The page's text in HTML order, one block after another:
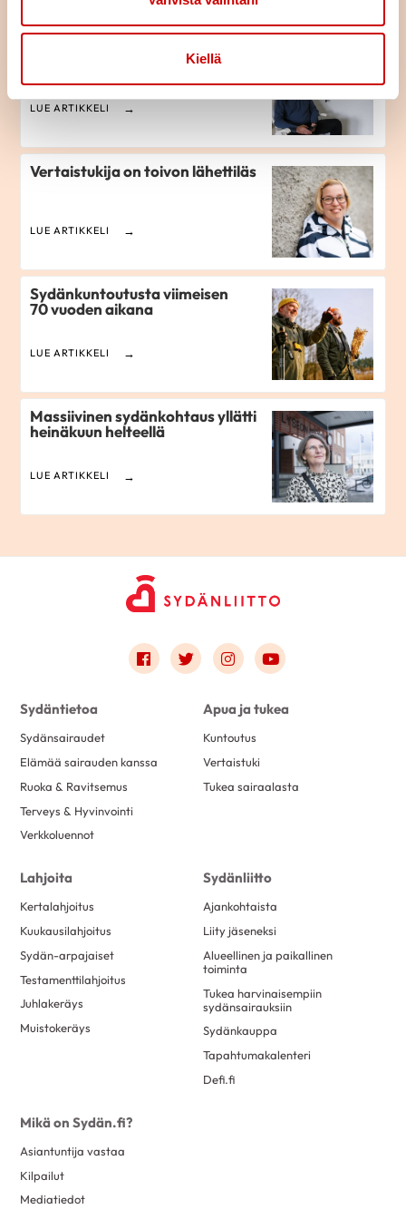
Kiellä
LUE ARTIKKELI
Vertaistukija on toivon lähettiläs
LUE ARTIKKELI
Sydänkuntoutusta viimeisen
70 vuoden aikana
LUE ARTIKKELI
Massiivinen sydänkohtaus yllätti
heinäkuun helteellä
LUE ARTIKKELI
Link to facebook
Link to twitter
Link to instagram
Link to youtube
Sydäntietoa
Sydänsairaudet
Elämää sairauden kanssa
Ruoka & Ravitsemus
Terveys & Hyvinvointi
Verkkoluennot
Apua ja tukea
Kuntoutus
Vertaistuki
Tukea sairaalasta
Lahjoita
Kertalahjoitus
Kuukausilahjoitus
Sydän-arpajaiset
Testamenttilahjoitus
Juhlakeräys
Muistokeräys
Sydänliitto
Ajankohtaista
Liity jäseneksi
Alueellinen ja paikallinen
toiminta
Tukea harvinaisempiin
sydänsairauksiin
Sydänkauppa
Tapahtumakalenteri
Defi.fi
Mikä on Sydän.fi?
Asiantuntija vastaa
Kilpailut
Mediatiedot